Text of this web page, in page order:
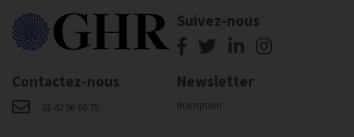
Suivez-nous
Contactez-nous
01 42 96 60 75
Newsletter
Inscription